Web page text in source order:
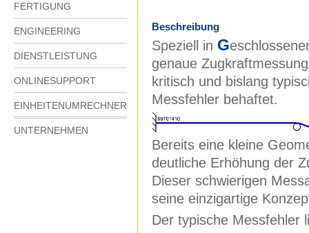
FERTIGUNG
ENGINEERING
DIENSTLEISTUNG
ONLINESUPPORT
EINHEITENUMRECHNER
UNTERNEHMEN
Beschreibung
Speziell in G
genaue
kritisch und bislang
Messfehler behaftet.
Bereits eine kleine
deutliche Erhöhung der
Dieser schwierigen
seine einzigartige
Der typische Messfehler